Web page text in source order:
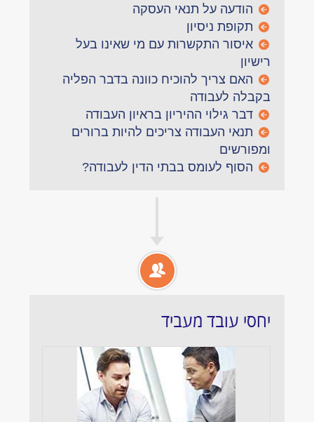
הודעה על תנאי העסקה
תקופת ניסיון
איסור התקשרות עם מי שאינו בעל
רישיון
האם צריך להוכיח כוונה בדבר הפליה
בקבלה לעבודה
דבר גילוי ההיריון בראיון העבודה
תנאי העבודה צריכים להיות ברורים
ומפורשים
הסוף לעומס בבתי הדין לעבודה?
יחסי עובד מעביד